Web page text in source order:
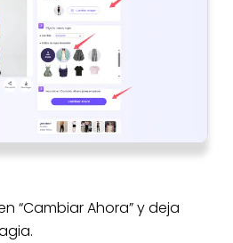
“Cambiar Ahora” y deja